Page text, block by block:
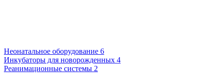
Неонатальное оборудование 6
Инкубаторы для новорожденных 4
Реанимационные системы 2